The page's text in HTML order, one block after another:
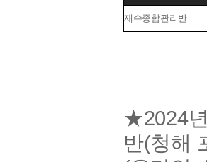
재수종합관리반
★2024
반(청해